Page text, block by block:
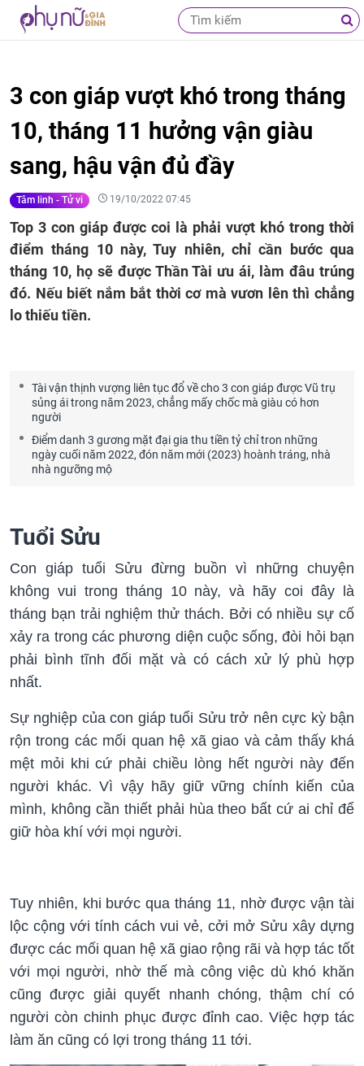
3 con giáp vượt khó trong tháng
10, tháng 11 hưởng vận giàu
sang, hậu vận đủ đầy
Tâm linh - Tử vi 19/10/2022 07:45
Top 3 con giáp được coi là phải vượt khó trong thời
điểm tháng 10 này, Tuy nhiên, chỉ cần bước qua
tháng 10, họ sẽ được Thần Tài ưu ái, làm đâu trúng
đó. Nếu biết nắm bắt thời cơ mà vươn lên thì chẳng
lo thiếu tiền.
Tài vận thịnh vượng liên tục đổ về cho 3 con giáp được Vũ trụ
sủng ái trong năm 2023, chẳng mấy chốc mà giàu có hơn
người
Điểm danh 3 gương mặt đại gia thu tiền tỷ chỉ tron những
ngày cuối năm 2022, đón năm mới (2023) hoành tráng, nhà
nhà ngưỡng mộ
Tuổi Sửu
Con giáp tuổi Sửu đừng buồn vì những chuyện
không vui trong tháng 10 này, và hãy coi đây là
tháng bạn trải nghiệm thử thách. Bởi có nhiều sự cố
xảy ra trong các phương diện cuộc sống, đòi hỏi bạn
phải bình tĩnh đối mặt và có cách xử lý phù hợp
nhất.
Sự nghiệp của con giáp tuổi Sửu trở nên cực kỳ bận
rộn trong các mối quan hệ xã giao và cảm thấy khá
mệt mỏi khi cứ phải chiều lòng hết người này đến
người khác. Vì vậy hãy giữ vững chính kiến của
mình, không cần thiết phải hùa theo bất cứ ai chỉ để
giữ hòa khí với mọi người.
Tuy nhiên, khi bước qua tháng 11, nhờ được vận tài
lộc cộng với tính cách vui vẻ, cởi mở Sửu xây dựng
được các mối quan hệ xã giao rộng rãi và hợp tác tốt
với mọi người, nhờ thế mà công việc dù khó khăn
cũng được giải quyết nhanh chóng, thậm chí có
người còn chinh phục được đỉnh cao. Việc hợp tác
làm ăn cũng có lợi trong tháng 11 tới.